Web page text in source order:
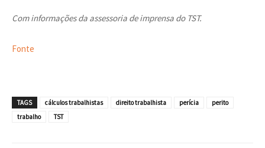
Com informações da assessoria de imprensa do TST.
Fonte
TAGS cálculos trabalhistas direito trabalhista perícia
perito
trabalho
TST